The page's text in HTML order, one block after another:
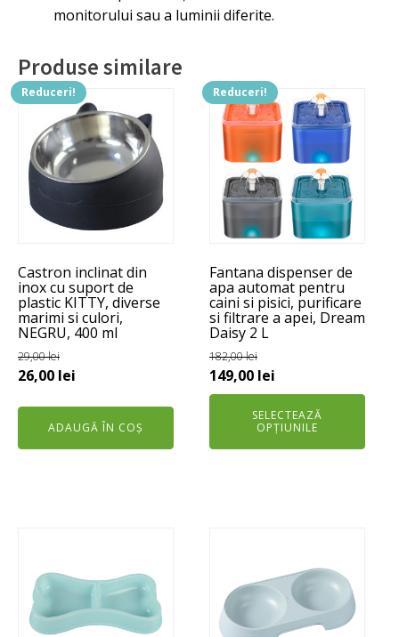
monitorului sau a luminii diferite.
Produse similare
Reduceri!
Castron inclinat din
inox cu suport de
plastic KITTY, diverse
marimi si culori,
NEGRU, 400 ml
29,00lei
Prețul
26,00 lei
este:
ADAUGĂ ÎN COȘ
Reduceri!
Fantana dispenser de
apa automat pentru
caini si pisici, purificare
si filtrare a apei, Dream
Daisy 2 L
182,00lei
Prețul
inițial
149,00 lei
curent
este:
SELECTEAZĂ
OPȚIUNILE
Acest
produs
are
mai
multe
variații.
Opțiunile
fi
alese
în
pagina
produsului.
are
mai
multe